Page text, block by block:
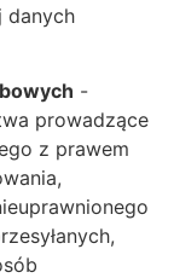
danych
-
prowadzące
z prawem